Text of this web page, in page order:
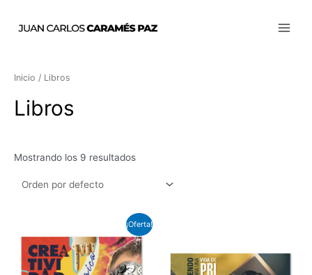
contenido
Menu
Inicio / Libros
Libros
Mostrando los 9 resultados
¡Oferta!